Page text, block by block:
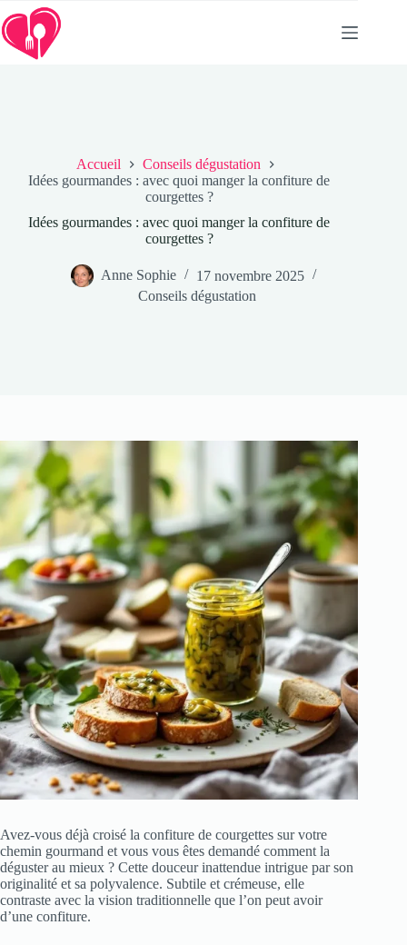
Passer
au
contenu
Accueil
Conseils dégustation
Idées gourmandes : avec quoi manger la confiture de
courgettes ?
Idées gourmandes : avec quoi manger la confiture de
courgettes ?
Anne Sophie
17 novembre 2025
Conseils dégustation
Avez-vous déjà croisé la confiture de courgettes sur votre
chemin gourmand et vous vous êtes demandé comment la
déguster au mieux ? Cette douceur inattendue intrigue par son
originalité et sa polyvalence. Subtile et crémeuse, elle
contraste avec la vision traditionnelle que l’on peut avoir
d’une confiture.